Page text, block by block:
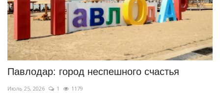
Павлодар: город неспешного счастья
Июль 25, 2026 1 1179